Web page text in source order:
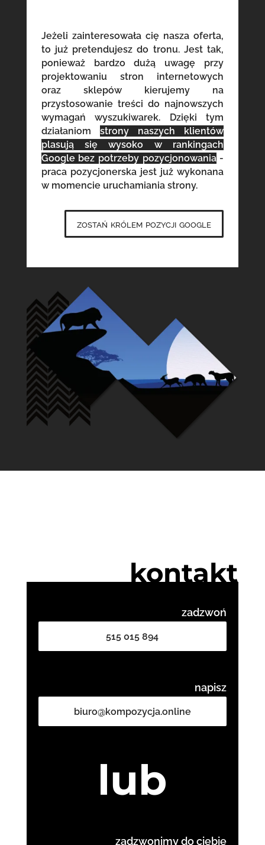
Jeżeli zainteresowała cię nasza oferta,
to już pretendujesz do tronu. Jest tak,
ponieważ bardzo dużą uwagę przy
projektowaniu stron internetowych
oraz sklepów kierujemy na
przystosowanie treści do najnowszych
wymagań wyszukiwarek. Dzięki tym
działaniom strony naszych klientów
plasują się wysoko w rankingach
Google bez potrzeby pozycjonowania-
praca pozycjonerska jest już wykonana
w momencie uruchamiania strony.
zostań królem pozycji google
kontakt
zadzwoń
515 015 894
napisz
biuro@kompozycja.online
lub
zadzwonimy do ciebie